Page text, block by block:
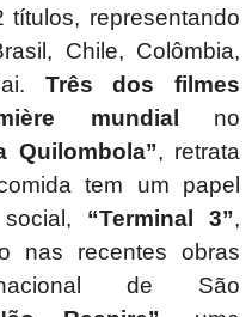
títulos, representando
Chile, Colômbia,
Três dos filmes
mundial
no
Quilombola”, retrata
tem um papel
“Terminal 3”,
nas recentes obras
de São